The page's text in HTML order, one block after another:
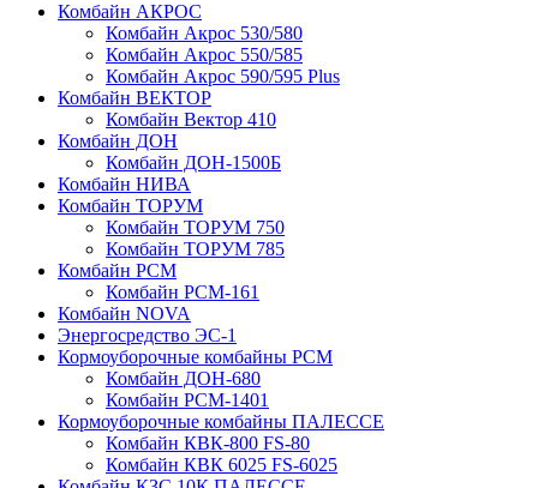
Комбайн АКРОС
Комбайн Акрос 530/580
Комбайн Акрос 550/585
Комбайн Акрос 590/595 Plus
Комбайн ВЕКТОР
Комбайн Вектор 410
Комбайн ДОН
Комбайн ДОН-1500Б
Комбайн НИВА
Комбайн ТОРУМ
Комбайн ТОРУМ 750
Комбайн ТОРУМ 785
Комбайн РСМ
Комбайн РСМ-161
Комбайн NOVA
Энергосредство ЭС-1
Кормоуборочные комбайны РСМ
Комбайн ДОН-680
Комбайн РСМ-1401
Кормоуборочные комбайны ПАЛЕССЕ
Комбайн КВК-800 FS-80
Комбайн КВК 6025 FS-6025